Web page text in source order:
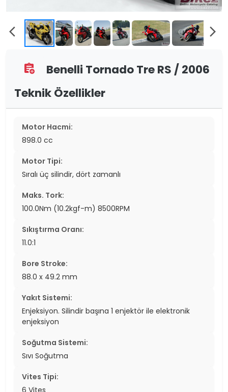
arrow_back_ios arrow_forward_ios
assignment_add
Benelli Tornado Tre RS / 2006
Teknik Özellikler
Motor Hacmi:
898.0 cc
Motor Tipi:
Sıralı üç silindir, dört zamanlı
Maks. Tork:
100.0Nm (10.2kgf-m) 8500RPM
Sıkıştırma Oranı:
11.0:1
Bore Stroke:
88.0 x 49.2 mm
Yakıt Sistemi:
Enjeksiyon. Silindir başına 1 enjektör ile elektronik
enjeksiyon
Soğutma Sistemi:
Sıvı Soğutma
Vites Tipi: